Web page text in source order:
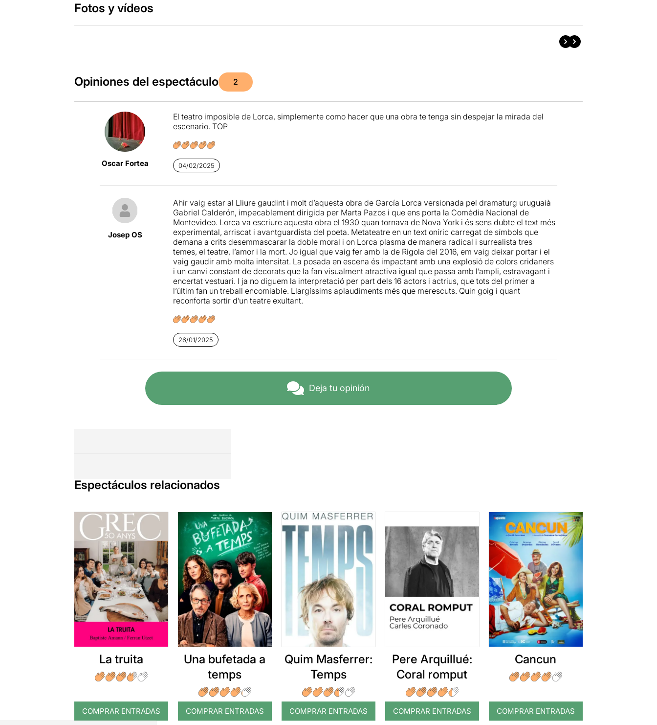
Fotos y vídeos
Opiniones del espectáculo 2
Oscar Fortea
El teatro imposible de Lorca, simplemente como hacer que una obra te tenga sin despejar la mirada del
escenario. TOP
04/02/2025
Josep OS
Ahir vaig estar al Lliure gaudint i molt d’aquesta obra de García Lorca versionada pel dramaturg uruguaià
Gabriel Calderón, impecablement dirigida per Marta Pazos i que ens porta la Comèdia Nacional de
Montevideo. Lorca va escriure aquesta obra el 1930 quan tornava de Nova York i és sens dubte el text més
experimental, arriscat i avantguardista del poeta. Metateatre en un text oníric carregat de símbols que
demana a crits desemmascarar la doble moral i on Lorca plasma de manera radical i surrealista tres
temes, el teatre, l’amor i la mort. Jo igual que vaig fer amb la de Rigola del 2016, em vaig deixar portar i el
vaig gaudir amb molta intensitat. La posada en escena és impactant amb una explosió de colors cridaners
i un canvi constant de decorats que la fan visualment atractiva igual que passa amb l’ampli, estravagant i
encertat vestuari. I ja no diguem la interpretació per part dels 16 actors i actrius, que tots del primer a
l’últim fan un treball encomiable. Llargíssims aplaudiments més que merescuts. Quin goig i quant
reconforta sortir d’un teatre exultant.
26/01/2025
Deja tu opinión
Espectáculos relacionados
La truita
COMPRAR ENTRADAS
Una bufetada a
temps
COMPRAR ENTRADAS
Quim Masferrer:
Temps
COMPRAR ENTRADAS
Pere Arquillué:
Coral romput
COMPRAR ENTRADAS
Cancun
COMPRAR ENTRADAS